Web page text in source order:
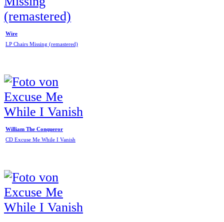
Wire
LP Chairs Missing (remastered)
William The Conqueror
CD Excuse Me While I Vanish